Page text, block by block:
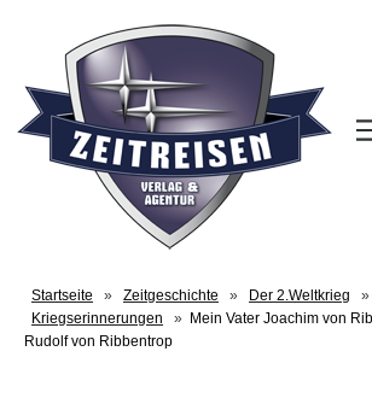
Startseite » Zeitgeschichte » Der 2.Weltkrieg
»
Kriegserinnerungen
» Mein Vater Joachim von
Rudolf von Ribbentrop